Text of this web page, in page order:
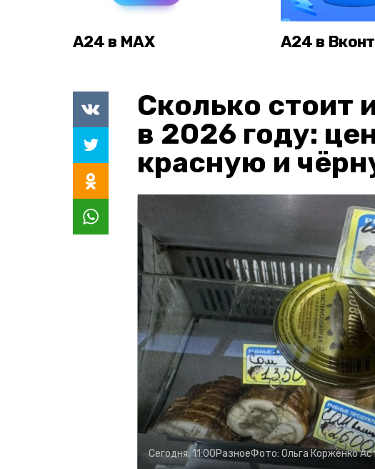
А24 в MAX А24 в
Сколько стоит
в 2026 году:
красную и
Сегодня, 11:00РазноеФото: Ольга Корженко